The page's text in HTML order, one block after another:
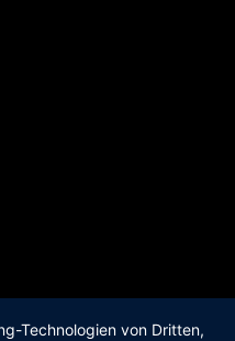
Technologien von Dritten,